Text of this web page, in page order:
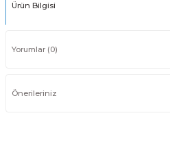
Ürün Bilgisi
Yorumlar (0)
Önerileriniz